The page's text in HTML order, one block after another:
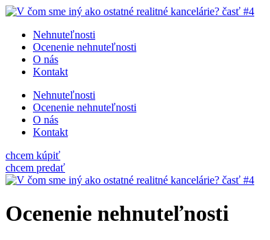
Nehnuteľnosti
Ocenenie nehnuteľnosti
O nás
Kontakt
Nehnuteľnosti
Ocenenie nehnuteľnosti
O nás
Kontakt
chcem kúpiť
chcem predať
Ocenenie nehnuteľnosti